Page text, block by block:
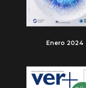
Enero 2024